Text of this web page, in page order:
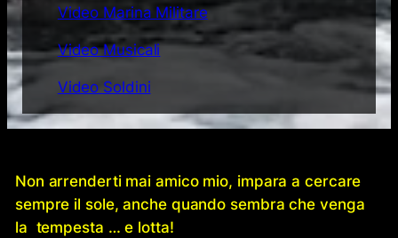
Video Marina Militare
Video Musicali
Video Soldini
Non arrenderti mai amico mio, impara a cercare
sempre il sole, anche quando sembra che venga
la tempesta … e lotta!